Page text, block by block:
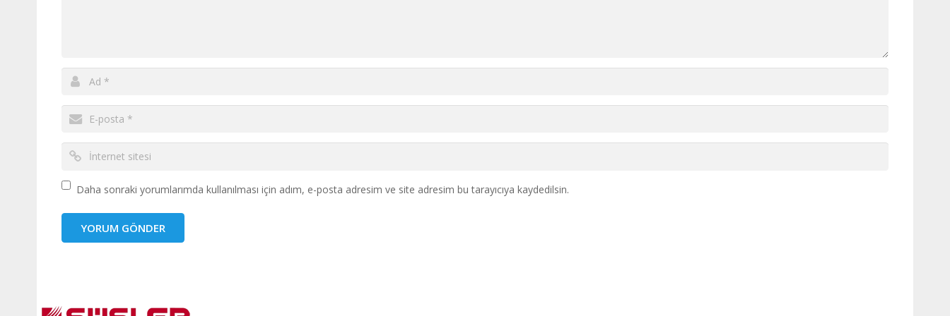
Daha sonraki yorumlarımda kullanılması için adım, e-posta adresim ve site adresim bu tarayıcıya kaydedilsin.